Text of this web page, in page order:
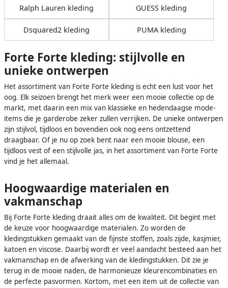
Ralph Lauren kleding GUESS kleding
Dsquared2 kleding PUMA kleding
Forte Forte kleding: stijlvolle en
unieke ontwerpen
Het assortiment van Forte Forte kleding is echt een lust voor het
oog. Elk seizoen brengt het merk weer een mooie collectie op de
markt, met daarin een mix van klassieke en hedendaagse mode-
items die je garderobe zeker zullen verrijken. De unieke ontwerpen
zijn stijlvol, tijdloos en bovendien ook nog eens ontzettend
draagbaar. Of je nu op zoek bent naar een mooie blouse, een
tijdloos vest of een stijlvolle jas, in het assortiment van Forte Forte
vind je het allemaal.
Hoogwaardige materialen en
vakmanschap
Bij Forte Forte kleding draait alles om de kwaliteit. Dit begint met
de keuze voor hoogwaardige materialen. Zo worden de
kledingstukken gemaakt van de fijnste stoffen, zoals zijde, kasjmier,
katoen en viscose. Daarbij wordt er veel aandacht besteed aan het
vakmanschap en de afwerking van de kledingstukken. Dit zie je
terug in de mooie naden, de harmonieuze kleurencombinaties en
de perfecte pasvormen. Kortom, met een item uit de collectie van